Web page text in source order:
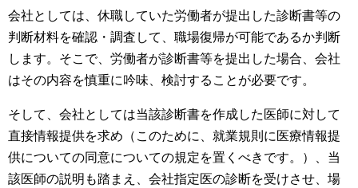
会社としては、休職していた労働者が提出した診断書等の
判断材料を確認・調査して、職場復帰が可能であるか判断
します。そこで、労働者が診断書等を提出した場合、会社
はその内容を慎重に吟味、検討することが必要です。
そして、会社としては当該診断書を作成した医師に対して
直接情報提供を求め（このために、就業規則に医療情報提
供についての同意についての規定を置くべきです。）、当
該医師の説明も踏まえ、会社指定医の診断を受けさせ、場